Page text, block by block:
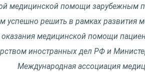
медицинской помощи зарубежным
успешно решить в рамках развития
медицинской помощи
иностранных дел РФ и
Международная ассоциация